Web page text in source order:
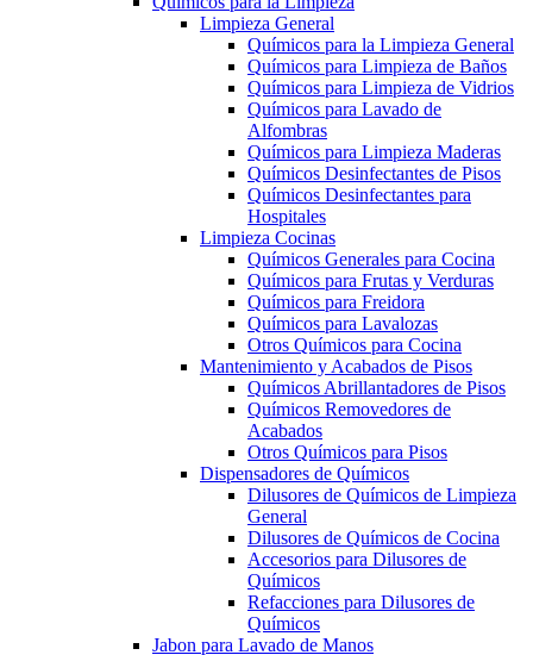
Limpieza General
Químicos para la Limpieza General
Químicos para Limpieza de Baños
Químicos para Limpieza de Vidrios
Químicos para Lavado de
Alfombras
Químicos para Limpieza Maderas
Químicos Desinfectantes de Pisos
Químicos Desinfectantes para
Hospitales
Limpieza Cocinas
Químicos Generales para Cocina
Químicos para Frutas y Verduras
Químicos para Freidora
Químicos para Lavalozas
Otros Químicos para Cocina
Mantenimiento y Acabados de Pisos
Químicos Abrillantadores de Pisos
Químicos Removedores de
Acabados
Otros Químicos para Pisos
Dispensadores de Químicos
Dilusores de Químicos de Limpieza
General
Dilusores de Químicos de Cocina
Accesorios para Dilusores de
Químicos
Refacciones para Dilusores de
Químicos
Jabon para Lavado de Manos